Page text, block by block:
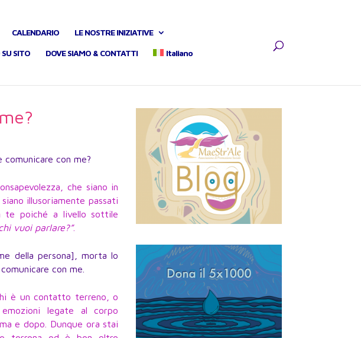
CALENDARIO LE NOSTRE INIZIATIVE
SITO DOVE SIAMO & CONTATTI Italiano
comunicare con me?
che siano in
illusoriamente passati
te poiché a livello sottile
vuoi parlare?”.
della persona], morta lo
con me.
è un contatto terreno, o
legate al corpo
e dopo. Dunque ora stai